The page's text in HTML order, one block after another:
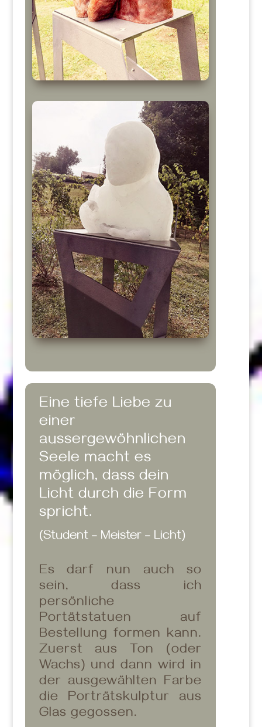
Eine tiefe Liebe zu
einer
aussergewöhnlichen
Seele macht es
möglich, dass dein
Licht durch die Form
spricht.
(Student – Meister – Licht)
Es darf nun auch so
sein, dass ich
persönliche
Portätstatuen auf
Bestellung formen kann.
Zuerst aus Ton (oder
Wachs) und dann wird in
der ausgewählten Farbe
die Porträtskulptur aus
Glas gegossen.